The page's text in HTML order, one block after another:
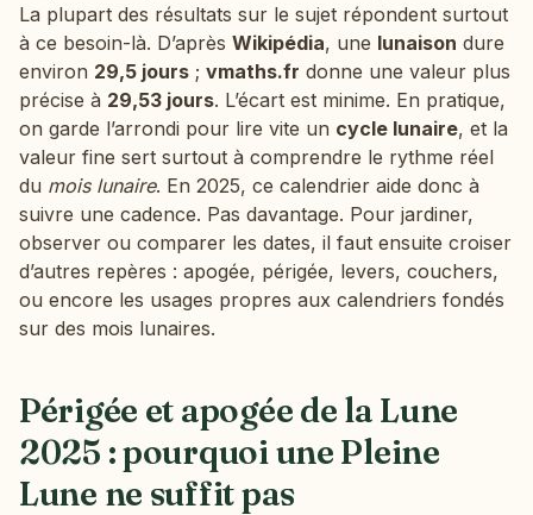
La plupart des résultats sur le sujet répondent surtout
à ce besoin-là. D’après Wikipédia, une lunaison dure
environ 29,5 jours ; vmaths.fr donne une valeur plus
précise à 29,53 jours. L’écart est minime. En pratique,
on garde l’arrondi pour lire vite un cycle lunaire, et la
valeur fine sert surtout à comprendre le rythme réel
du mois lunaire. En 2025, ce calendrier aide donc à
suivre une cadence. Pas davantage. Pour jardiner,
observer ou comparer les dates, il faut ensuite croiser
d’autres repères : apogée, périgée, levers, couchers,
ou encore les usages propres aux calendriers fondés
sur des mois lunaires.
Périgée et apogée de la Lune
2025 : pourquoi une Pleine
Lune ne suffit pas